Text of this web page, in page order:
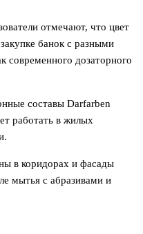
отмечают, что цвет
банок с разными
современного дозаторного
составы Darfarben
работать в жилых
в коридорах и фасады
мытья с абразивами и